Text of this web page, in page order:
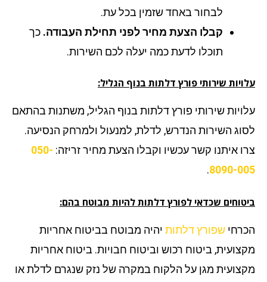
לבחור באחד שזמין בכל עת.
קבלו הצעת מחיר לפני תחילת העבודה.כך
תוכלו לדעת כמה יעלה לכם השירות.
שירותי פורץ דלתות בנוף הגליל:
שירותי פורץ דלתות בנוף הגליל, משתנות בהתאם
השירות הנדרש, לדלת, למנעול ולמרחק הנסיעה.
איתנו קשר עכשיו וקבלו הצעת מחיר זריזה:050-
8090-
.
שכדאי לפורץ דלתות להיות מבוטח בהם:
שפורץ דלתותיהיה מבוטח בביטוח אחריות
ביטוח רכוש וביטוח חבויות. ביטוח אחריות
מגן על הלקוח במקרה של נזק שנגרם לדלת או